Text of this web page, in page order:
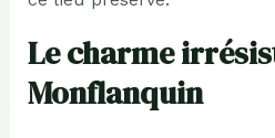
Le charme
Monflanquin